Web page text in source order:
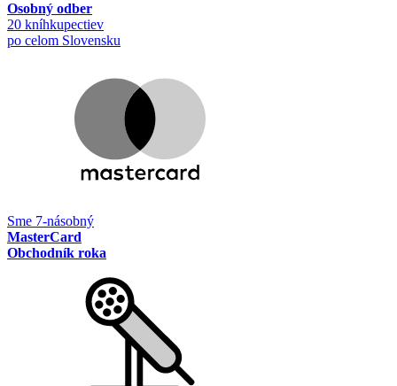
Osobný odber
20 kníhkupectiev
po celom Slovensku
Sme 7-násobný
MasterCard
Obchodník roka